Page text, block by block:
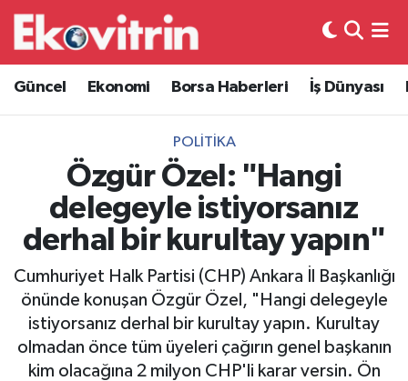
Güncel Ekonomi Borsa Haberleri İş Dünyası
POLITIKA
Özgür Özel: "Hangi
delegeyle istiyorsanız
derhal bir kurultay yapın"
Cumhuriyet Halk Partisi (CHP) Ankara İl Başkanlığı
önünde konuşan Özgür Özel, "Hangi delegeyle
istiyorsanız derhal bir kurultay yapın. Kurultay
olmadan önce tüm üyeleri çağırın genel başkanın
kim olacağına 2 milyon CHP'li karar versin. Ön
Güncel
Ekonomi
Borsa Haberleri
İş Dünyası
Lojistik
Otovitrin
Asayiş
Hava Durumu
Trafik Durumu
Süper Lig Puan Durumu ve Fikstür
Tüm Manşetler
Son Dakika Haberleri
Haber Arşivi